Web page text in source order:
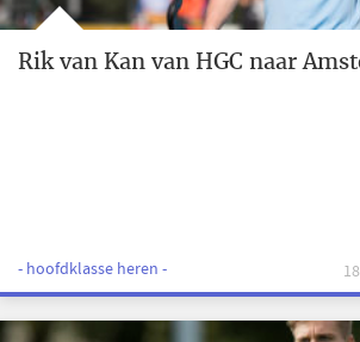
Rik van Kan van HGC naar
- hoofdklasse heren -